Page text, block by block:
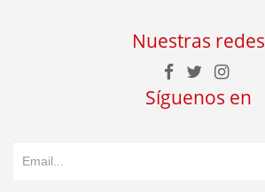
Nuestras redes
Síguenos en